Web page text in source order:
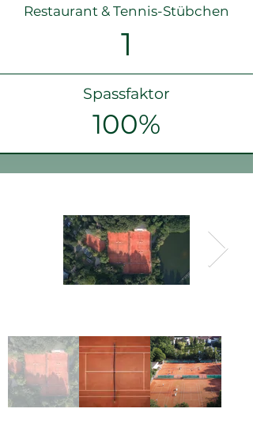
Restaurant & Tennis-Stübchen
1
Spassfaktor
100%